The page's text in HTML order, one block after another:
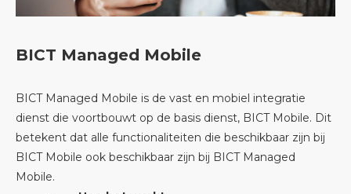
BICT Managed Mobile
BICT Managed Mobile is de vast en mobiel integratie
dienst die voortbouwt op de basis dienst, BICT Mobile. Dit
betekent dat alle functionaliteiten die beschikbaar zijn bij
BICT Mobile ook beschikbaar zijn bij BICT Managed
Mobile.